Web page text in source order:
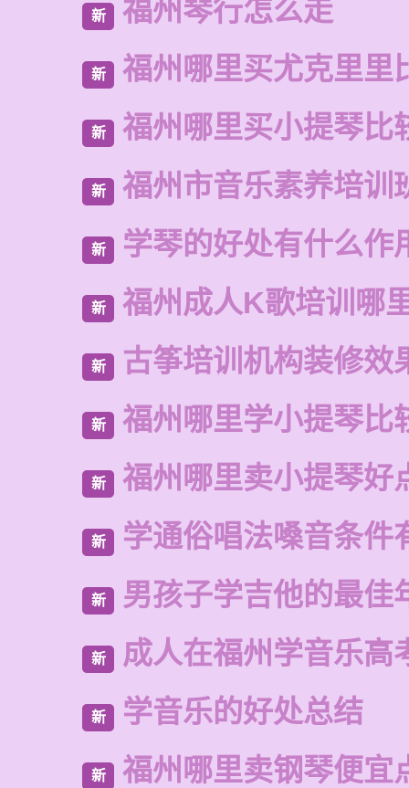
新 福州琴行怎么走
新 福州哪里买尤克里里
新 福州哪里买小提琴比
新 福州市音乐素养培训
新 学琴的好处有什么作
新 福州成人K歌培训哪
新 古筝培训机构装修效
新 福州哪里学小提琴比
新 福州哪里卖小提琴好
新 学通俗唱法嗓音条件
新 男孩子学吉他的最佳
新 成人在福州学音乐高
新 学音乐的好处总结
新 福州哪里卖钢琴便宜